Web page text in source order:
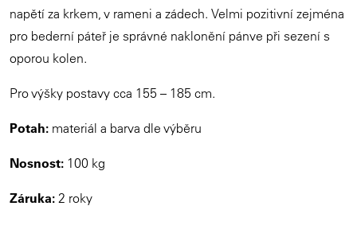
napětí za krkem, v rameni a zádech. Velmi pozitivní zejména
pro bederní páteř je správné naklonění pánve při sezení s
oporou kolen.
Pro výšky postavy cca 155 – 185 cm.
Potah: materiál a barva dle výběru
Nosnost: 100 kg
Záruka: 2 roky